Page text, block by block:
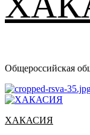
Общероссийская
Основное
ХАКАСИЯ